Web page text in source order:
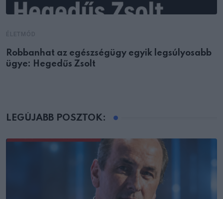
Robbanhat az egészségügy egyik legsúlyosabb
ügye: Hegedűs Zsolt
LEGÚJABB POSZTOK: